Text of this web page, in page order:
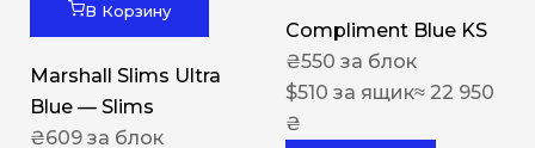
В Корзину
Marshall Slims Ultra
Blue — Slims
₴609 за блок
Compliment Blue KS
₴550 за блок
$510 за ящик≈ 22 950
₴